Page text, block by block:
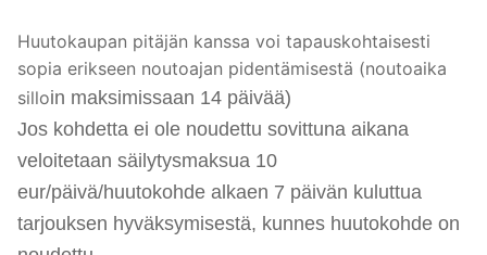
Huutokaupan pitäjän kanssa voi tapauskohtaisesti
sopia erikseen noutoajan pidentämisestä (noutoaika
silloin maksimissaan 14 päivää)
Jos kohdetta ei ole noudettu sovittuna aikana
veloitetaan säilytysmaksua 10
eur/päivä/huutokohde alkaen 7 päivän kuluttua
tarjouksen hyväksymisestä, kunnes huutokohde on